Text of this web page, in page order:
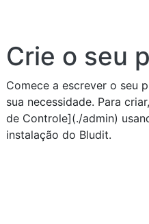
Crie o seu
Comece a escrever o seu
sua necessidade. Para
de Controle](./admin)
instalação do Bludit.